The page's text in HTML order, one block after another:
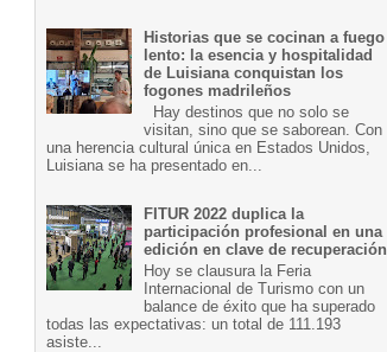
Historias que se cocinan a fuego
lento: la esencia y hospitalidad
de Luisiana conquistan los
fogones madrileños
Hay destinos que no solo se
visitan, sino que se saborean. Con
una herencia cultural única en Estados Unidos,
Luisiana se ha presentado en...
FITUR 2022 duplica la
participación profesional en una
edición en clave de recuperación
Hoy se clausura la Feria
Internacional de Turismo con un
balance de éxito que ha superado
todas las expectativas: un total de 111.193
asiste...